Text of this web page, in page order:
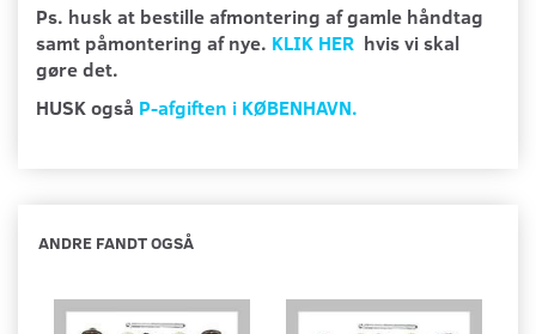
Ps. husk at bestille afmontering af gamle håndtag
samt påmontering af nye. KLIK HER hvis vi skal
gøre det.
HUSK også P-afgiften i KØBENHAVN.
ANDRE FANDT OGSÅ